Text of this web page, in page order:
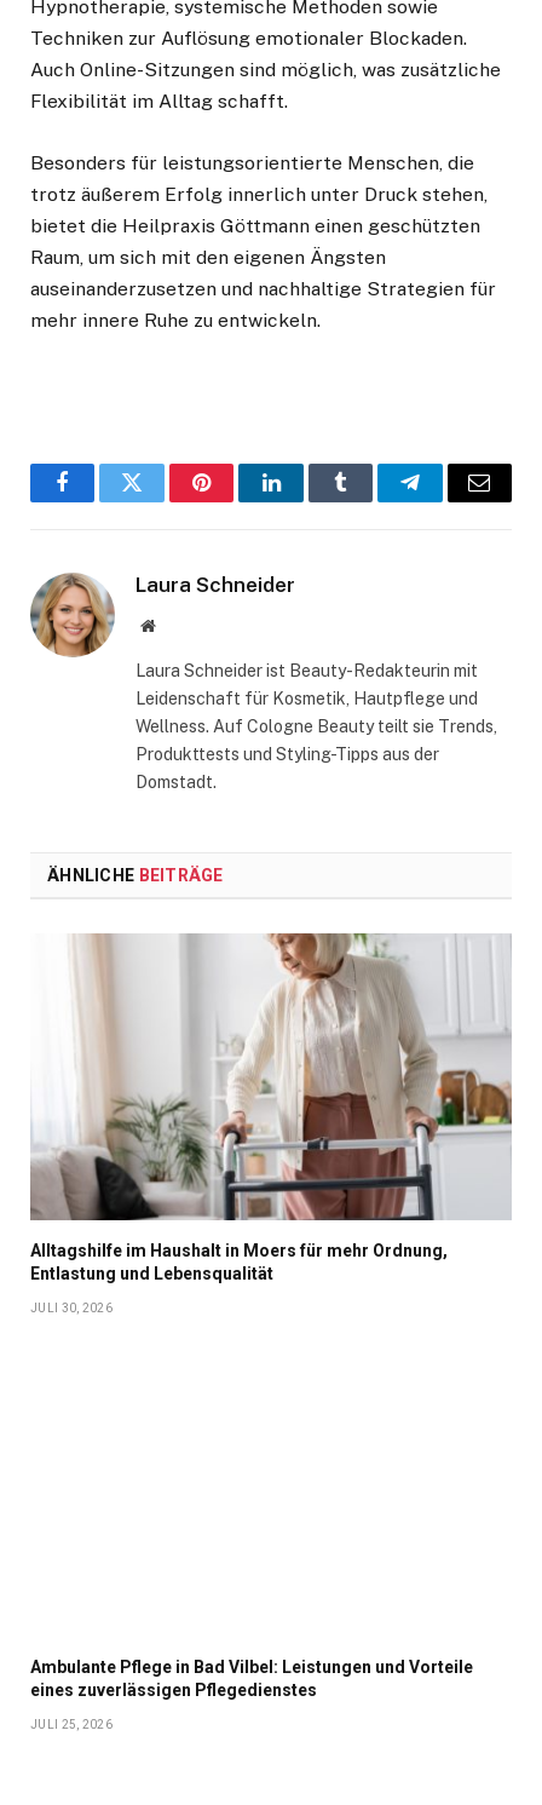
Hypnotherapie, systemische Methoden sowie
Techniken zur Auflösung emotionaler Blockaden.
Auch Online-Sitzungen sind möglich, was zusätzliche
Flexibilität im Alltag schafft.
Besonders für leistungsorientierte Menschen, die
trotz äußerem Erfolg innerlich unter Druck stehen,
bietet die Heilpraxis Göttmann einen geschützten
Raum, um sich mit den eigenen Ängsten
auseinanderzusetzen und nachhaltige Strategien für
mehr innere Ruhe zu entwickeln.
FacebookTwitter PinterestLinkedInTumblr TelegramEmail
Laura Schneider
Website
Laura Schneider ist Beauty-Redakteurin mit
Leidenschaft für Kosmetik, Hautpflege und
Wellness. Auf Cologne Beauty teilt sie Trends,
Produkttests und Styling-Tipps aus der
Domstadt.
ÄHNLICHE BEITRÄGE
Alltagshilfe im Haushalt in Moers für mehr Ordnung,
Entlastung und Lebensqualität
JULI 30, 2026
Ambulante Pflege in Bad Vilbel: Leistungen und Vorteile
eines zuverlässigen Pflegedienstes
JULI 25, 2026